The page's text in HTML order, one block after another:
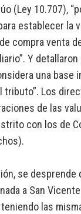
(Ley 10.707),
establecer la
compra venta
Y
una base
tributo”. Los
de las
con los de
se desprende
a San
las